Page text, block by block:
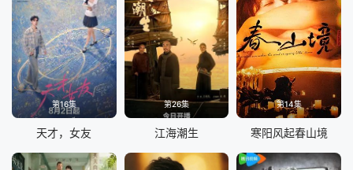
第16集
天才，女友
第26集
江海潮生
第14集
寒阳风起春山境